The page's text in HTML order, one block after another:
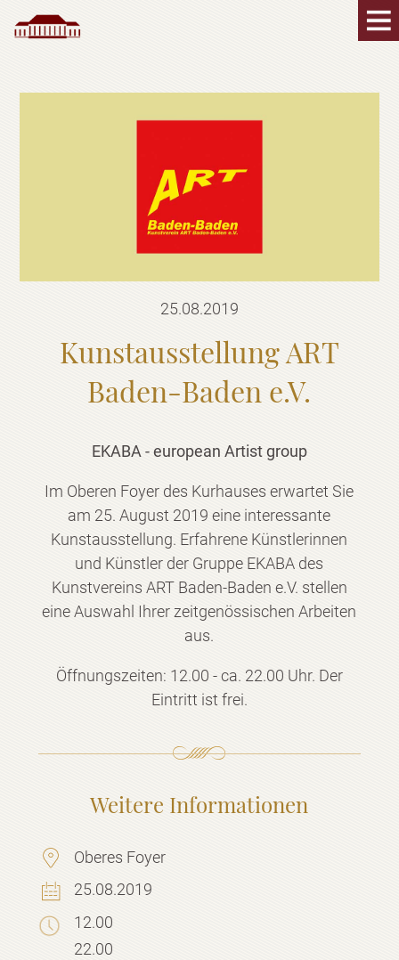
25.08.2019
Kunstausstellung ART
Baden-Baden e.V.
EKABA - european Artist group
Im Oberen Foyer des Kurhauses erwartet Sie
am 25. August 2019 eine interessante
Kunstausstellung. Erfahrene Künstlerinnen
und Künstler der Gruppe EKABA des
Kunstvereins ART Baden-Baden e.V. stellen
eine Auswahl Ihrer zeitgenössischen Arbeiten
aus.
Öffnungszeiten: 12.00 - ca. 22.00 Uhr. Der
Eintritt ist frei.
Weitere Informationen
Oberes Foyer
25.08.2019
12.00
22.00